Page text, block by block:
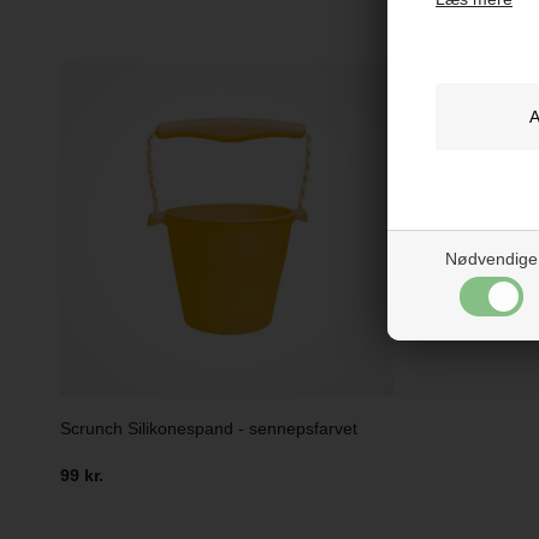
Nødvendige
Scrunch Silikonespand - sennepsfarvet
99 kr.